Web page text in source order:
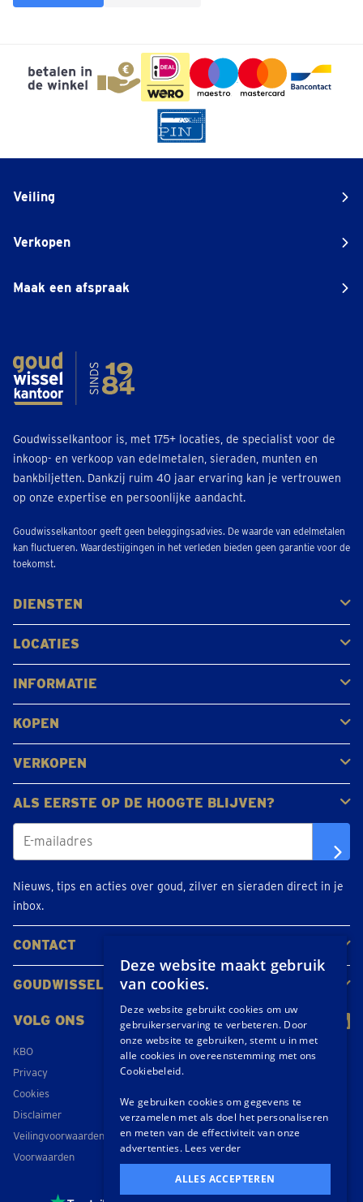
Veiling
Verkopen
Maak een afspraak
Goudwisselkantoor is, met 175+ locaties, de specialist voor de
inkoop- en verkoop van edelmetalen, sieraden, munten en
bankbiljetten. Dankzij ruim 40 jaar ervaring kan je vertrouwen
op onze expertise en persoonlijke aandacht.
Goudwisselkantoor geeft geen beleggingsadvies. De waarde van edelmetalen
kan fluctueren. Waardestijgingen in het verleden bieden geen garantie voor de
toekomst.
DIENSTEN
Kopen
Verkopen
Veilen
LOCATIES
Antwerpen
Brugge
Kapellen
Leuven
Mol
Schilde
Sint-Niklaas
Bekijk alle locaties
INFORMATIE
Veelgestelde vragen
Klantbeoordelingen
KOPEN
Goud kopen
Platina en palladium kopen
Zilver kopen
VERKOPEN
Gouden juwelen
Gouden munten
Gouden staven
ALS EERSTE OP DE HOOGTE BLIJVEN?
Nieuws, tips en acties over goud, zilver en sieraden direct in je
inbox.
CONTACT
Neem contact op
Maak een afspraak
Locaties
GOUDWISSELKANTOOR
VOLG ONS
KBO
Privacy
Cookies
Disclaimer
Veilingvoorwaarden
Voorwaarden
Deze website maakt gebruik
van cookies.
Deze website gebruikt cookies om uw
gebruikerservaring te verbeteren. Door
onze website te gebruiken, stemt u in met
alle cookies in overeenstemming met ons
Cookiebeleid.
We gebruiken cookies om gegevens te
verzamelen met als doel het personaliseren
en meten van de effectiviteit van onze
advertenties. Lees verder
ALLES ACCEPTEREN